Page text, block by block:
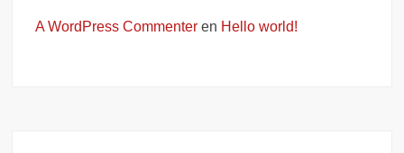
A WordPress Commenter en Hello world!